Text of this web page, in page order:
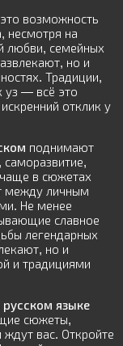
возможность
несмотря на
любви, семейных
но и
Традиции,
уз — всё это
отклик у
поднимают
в сюжетах
между личным
Не менее
славное
легендарных
но и
и традициями
языке
сюжеты,
вас. Откройте